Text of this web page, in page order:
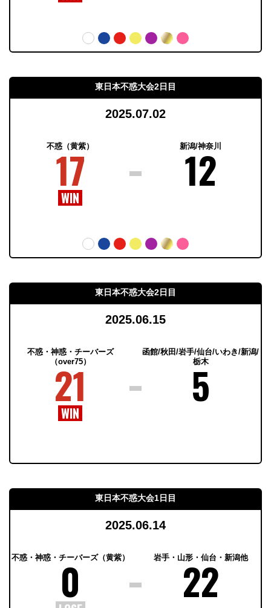
東日本不惑大会2日目
2025.07.02
不惑（黄紫）
17 新潟/神奈川
12
東日本不惑大会2日目
2025.06.15
不惑・神惑・チーバーズ
（over75）
21
函館/秋田/岩手/仙台/いわき/新潟/
栃木
5
東日本不惑大会1日目
2025.06.14
不惑・神惑・チーバーズ（黄紫）
0 岩手・山形・仙台・新潟他
22